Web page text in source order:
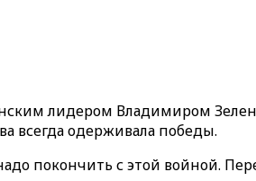
лидером Владимиром
всегда одерживала победы.
покончить с этой войной.